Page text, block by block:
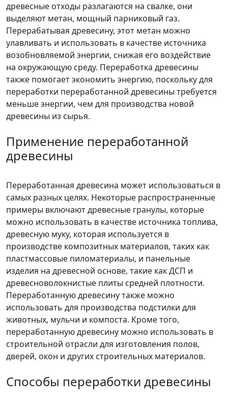
древесные отходы разлагаются на свалке, они
выделяют метан, мощный парниковый газ.
Перерабатывая древесину, этот метан можно
улавливать и использовать в качестве источника
возобновляемой энергии, снижая его воздействие
на окружающую среду. Переработка древесины
также помогает экономить энергию, поскольку для
переработки переработанной древесины требуется
меньше энергии, чем для производства новой
древесины из сырья.
Применение переработанной
древесины
Переработанная древесина может использоваться в
самых разных целях. Некоторые распространенные
примеры включают древесные гранулы, которые
можно использовать в качестве источника топлива,
древесную муку, которая используется в
производстве композитных материалов, таких как
пластмассовые пиломатериалы, и панельные
изделия на древесной основе, такие как ДСП и
древесноволокнистые плиты средней плотности.
Переработанную древесину также можно
использовать для производства подстилки для
животных, мульчи и компоста. Кроме того,
переработанную древесину можно использовать в
строительной отрасли для изготовления полов,
дверей, окон и других строительных материалов.
Способы переработки древесины